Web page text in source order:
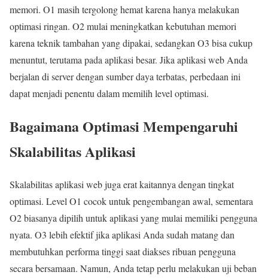
memori. O1 masih tergolong hemat karena hanya melakukan
optimasi ringan. O2 mulai meningkatkan kebutuhan memori
karena teknik tambahan yang dipakai, sedangkan O3 bisa cukup
menuntut, terutama pada aplikasi besar. Jika aplikasi web Anda
berjalan di server dengan sumber daya terbatas, perbedaan ini
dapat menjadi penentu dalam memilih level optimasi.
Bagaimana Optimasi Mempengaruhi
Skalabilitas Aplikasi
Skalabilitas aplikasi web juga erat kaitannya dengan tingkat
optimasi. Level O1 cocok untuk pengembangan awal, sementara
O2 biasanya dipilih untuk aplikasi yang mulai memiliki pengguna
nyata. O3 lebih efektif jika aplikasi Anda sudah matang dan
membutuhkan performa tinggi saat diakses ribuan pengguna
secara bersamaan. Namun, Anda tetap perlu melakukan uji beban